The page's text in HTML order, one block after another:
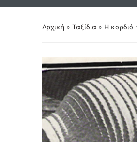
Αρχική » Ταξίδια » Η καρδιά